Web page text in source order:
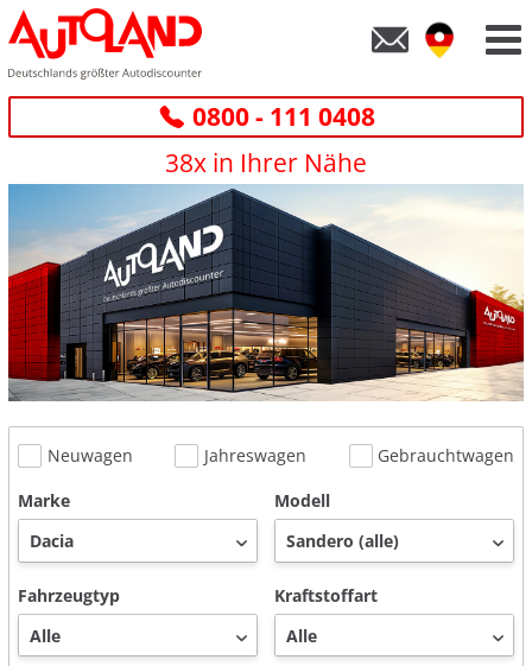
0800 - 111 0408
38x in Ihrer Nähe
Neuwagen Jahreswagen
Gebrauchtwagen
Marke
Modell
Fahrzeugtyp Kraftstoffart